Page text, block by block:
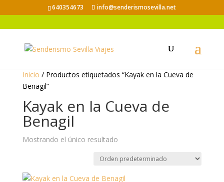
640354673 info@senderismosevilla.net
Inicio / Productos etiquetados “Kayak en la Cueva de
Benagil”
Kayak en la Cueva de
Benagil
Mostrando el único resultado